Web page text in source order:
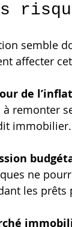
semble
affecter
de
à remonter
immobilier.
ne
les prêts